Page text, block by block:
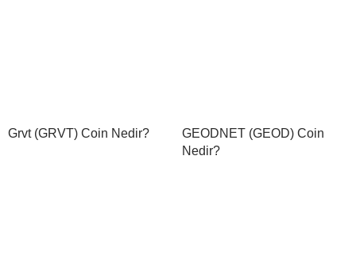
Grvt (GRVT) Coin Nedir?
GEODNET (GEOD) Coin
Nedir?